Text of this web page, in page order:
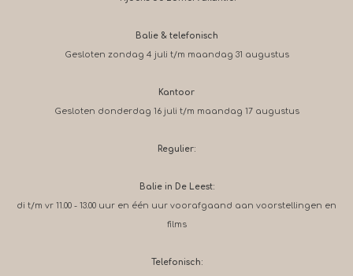
Balie & telefonisch
Gesloten zondag 4 juli t/m maandag 31 augustus
Kantoor
Gesloten donderdag 16 juli t/m maandag 17 augustus
Regulier:
Balie in De Leest:
di t/m vr 11.00 - 13.00 uur en één uur voorafgaand aan voorstellingen en
films
Telefonisch: